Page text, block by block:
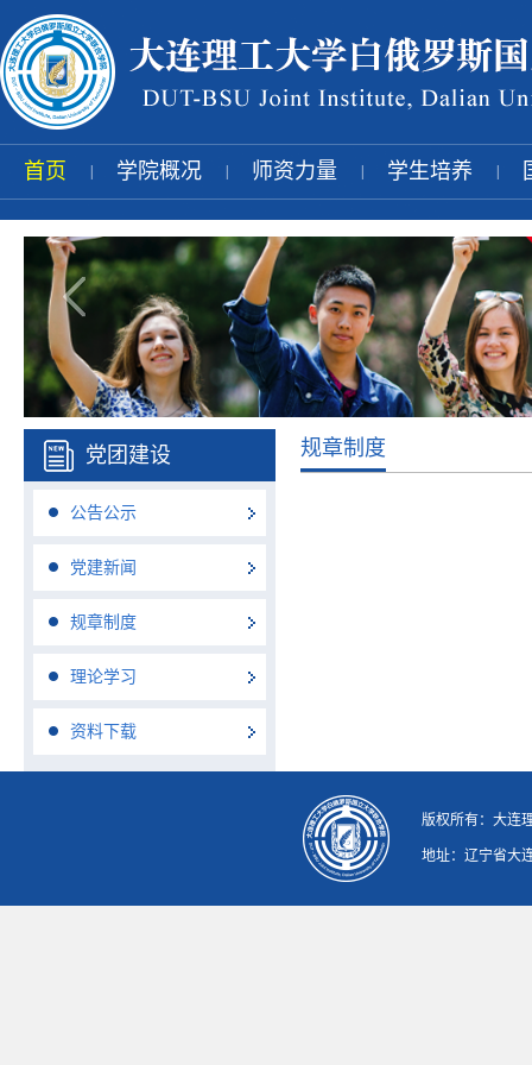
首页 学院概况 师资力量 学生培养
党团建设
公告公示
党建新闻
规章制度
理论学习
资料下载
规章制度
版权所有：大连
地址：辽宁省大